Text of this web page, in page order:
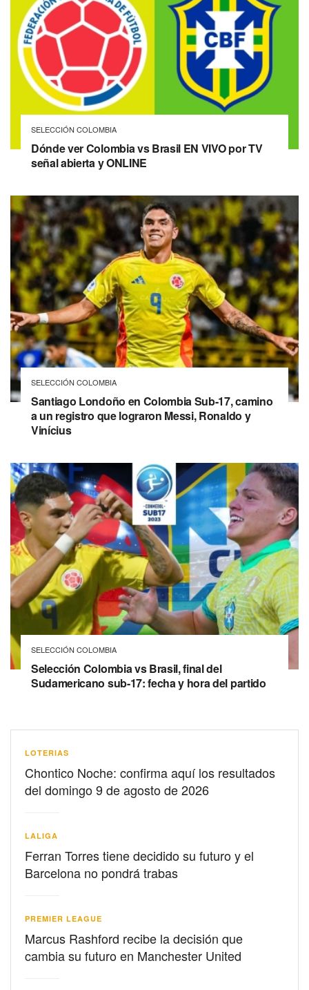
SELECCIÓN COLOMBIA
Dónde ver Colombia vs Brasil EN VIVO por TV
señal abierta y ONLINE
SELECCIÓN COLOMBIA
Santiago Londoño en Colombia Sub-17, camino
a un registro que lograron Messi, Ronaldo y
Vinícius
SELECCIÓN COLOMBIA
Selección Colombia vs Brasil, final del
Sudamericano sub-17: fecha y hora del partido
LOTERIAS
Chontico Noche: confirma aquí los resultados
del domingo 9 de agosto de 2026
LALIGA
Ferran Torres tiene decidido su futuro y el
Barcelona no pondrá trabas
PREMIER LEAGUE
Marcus Rashford recibe la decisión que
cambia su futuro en Manchester United